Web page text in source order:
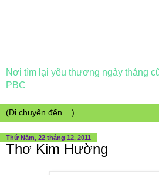
Nơi tìm lại yêu thương ngày tháng
PBC
Thứ Năm, 22 tháng 12, 2011
Thơ Kim Hường